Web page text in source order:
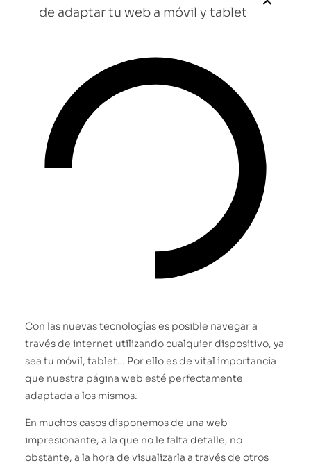
de adaptar tu web a móvil y tablet
Con las nuevas tecnologías es posible navegar a
través de internet utilizando cualquier dispositivo, ya
sea tu móvil, tablet… Por ello es de vital importancia
que nuestra página web esté perfectamente
adaptada a los mismos.
En muchos casos disponemos de una web
impresionante, a la que no le falta detalle, no
obstante, a la hora de visualizarla a través de otros